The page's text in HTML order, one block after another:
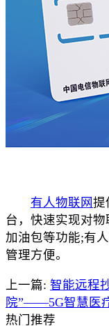
有人物联网提
台，快速实现对物
加油包等功能;有
管理方便。
上一篇: 智能远程
院”——5G智慧医
热门推荐